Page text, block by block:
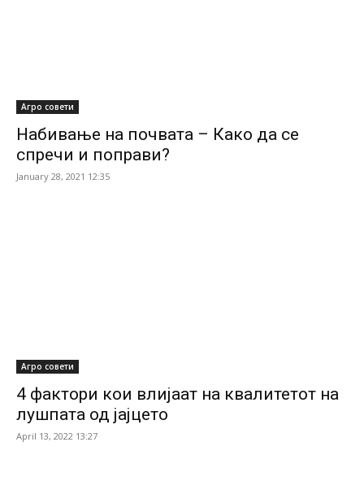
Агро совети
Набивање на почвата – Како да се
спречи и поправи?
January 28, 2021 12:35
Агро совети
4 фактори кои влијаат на квалитетот на
лушпата од јајцето
April 13, 2022 13:27